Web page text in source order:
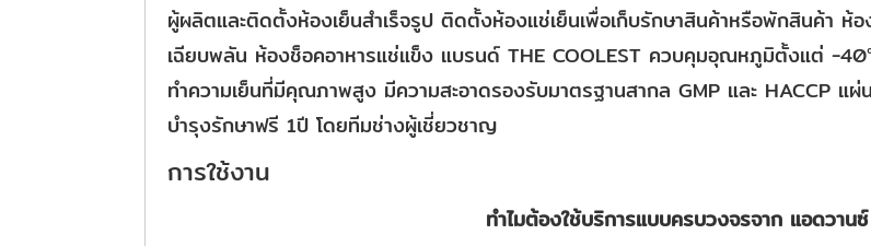
ผู้ผลิตและติดตั้งห้องเย็นสำเร็จรูป ติดตั้งห้องแช่เย็นเพื่อเก็บรักษาสินค้าหรือพักสินค้า ห้
เฉียบพลัน ห้องช็อคอาหารแช่แข็ง แบรนด์ THE COOLEST ควบคุมอุณหภูมิตั้งแต่ -
ทำความเย็นที่มีคุณภาพสูง มีความสะอาดรองรับมาตรฐานสากล GMP และ HACCP แ
บำรุงรักษาฟรี 1ปี โดยทีมช่างผู้เชี่ยวชาญ
การใช้งาน
ทำไมต้องใช้บริการแบบครบวงจรจาก แอดวาน